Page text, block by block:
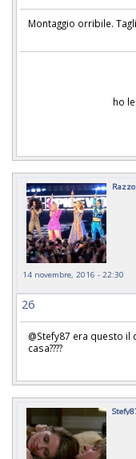
Montaggio orribile.
ho
Razzo
14 novembre, 2016 - 22:30
26
@Stefy87 era questo
casa????